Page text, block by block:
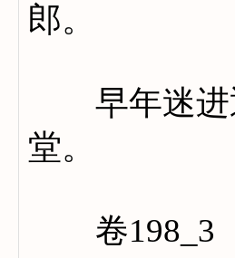
郎。
早年迷进
堂。
卷198_3